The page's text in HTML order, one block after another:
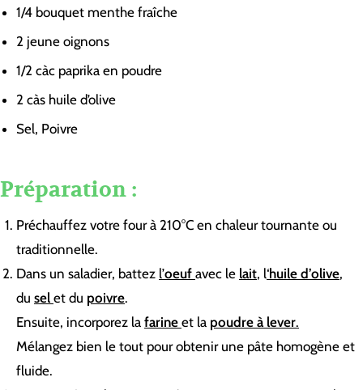
1/4 bouquet menthe fraîche
2 jeune oignons
1/2 càc paprika en poudre
2 càs huile d’olive
Sel, Poivre
Préparation :
Préchauffez votre four à 210°C en chaleur tournante ou
traditionnelle.
Dans un saladier, battez l’oeuf avec le lait, l‘huile d’olive,
du sel et du poivre.
Ensuite, incorporez la farine et la poudre à lever.
Mélangez bien le tout pour obtenir une pâte homogène et
fluide.